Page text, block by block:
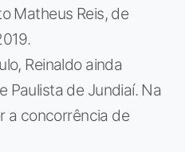
Matheus Reis, de
Reinaldo ainda
Paulista de Jundiaí. Na
a concorrência de